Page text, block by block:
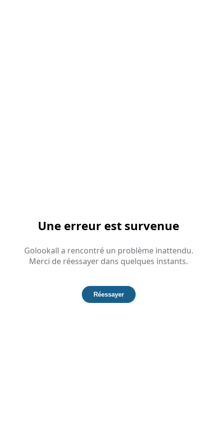
Une erreur est survenue
Golookall a rencontré un problème inattendu.
Merci de réessayer dans quelques instants.
Réessayer